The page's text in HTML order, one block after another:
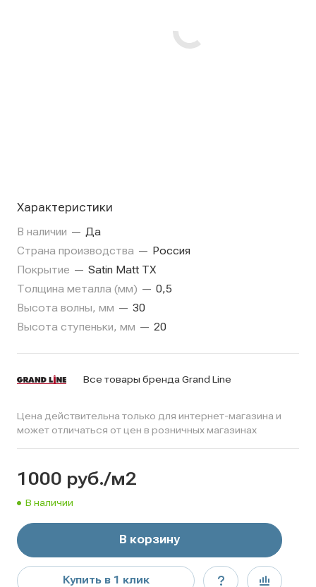
Характеристики
В наличии — Да
Страна производства — Россия
Покрытие — Satin Matt TX
Толщина металла (мм) — 0,5
Высота волны, мм — 30
Высота ступеньки, мм — 20
Все товары бренда Grand Line
Цена действительна только для интернет-магазина и
может отличаться от цен в розничных магазинах
1000 руб./м2
В наличии
В корзину
Купить в 1 клик